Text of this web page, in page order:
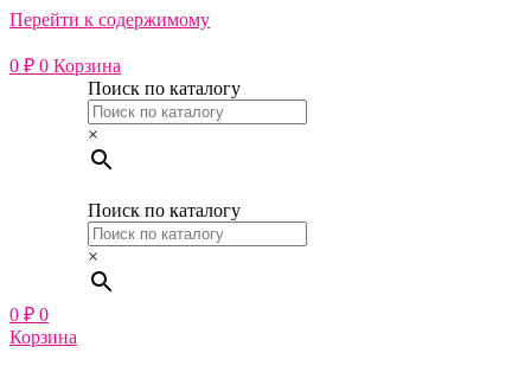
Перейти к содержимому
0 ₽ 0 Корзина
Поиск по каталогу
×
Поиск по каталогу
×
0 ₽ 0
Корзина